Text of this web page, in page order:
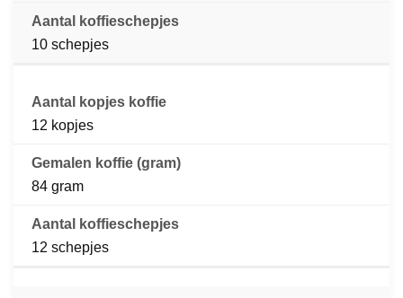
10 schepjes
12 kopjes
84 gram
12 schepjes